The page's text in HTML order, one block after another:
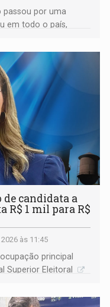
passou por uma
em todo o país,
de candidata a
R$ 1 mil para R$
às 11:45
principal
Superior Eleitoral